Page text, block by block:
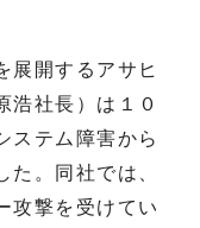
開するアサヒ
浩社長）は１０
ステム障害から
た。同社では、
攻撃を受けてい